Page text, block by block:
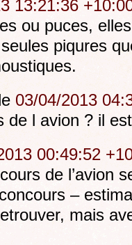
13:21:36
ou puces,
piqures
03/04/2013
de l avion ? il
00:49:52
de l’avion
–
mais